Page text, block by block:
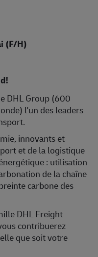
(F/H)
DHL Group (600
l'un des leaders
innovants et
et de la logistique
: utilisation
de la chaîne
carbone des
DHL Freight
contribuerez
que soit votre